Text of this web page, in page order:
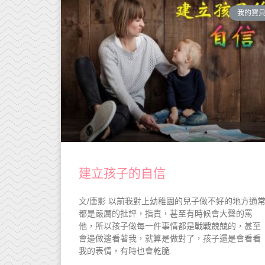
我的寶
建立孩子的自信
文/唐影 以前我對上幼稚園的兒子做不好的地方通常
都是嚴厲的批評，指責，甚至有時候會大聲的罵
他，所以孩子做每一件事情都是戰戰兢兢的，甚至
會邊做邊看著我，就算是做對了，孩子還是會看看
我的表情，有時也會乾脆